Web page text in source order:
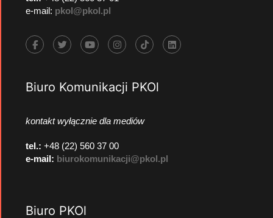
e-mail: pkol@pkol.pl
Biuro Komunikacji PKOl
kontakt wyłącznie dla mediów
tel.: +48 (22) 560 37 00
e-mail: biurokomunikacji@pkol.pl
Biuro PKOl